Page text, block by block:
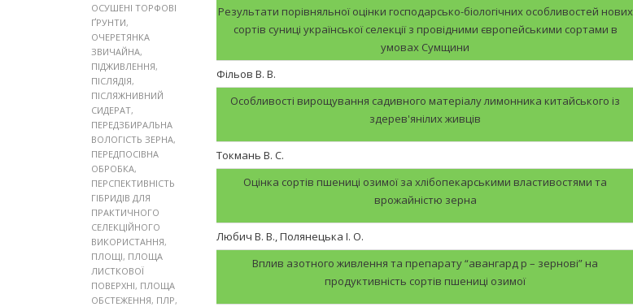
ОСУШЕНІ ТОРФОВІ
ҐРУНТИ,
ОЧЕРЕТЯНКА
ЗВИЧАЙНА,
ПІДЖИВЛЕННЯ,
ПІСЛЯДІЯ,
ПІСЛЯЖНИВНИЙ
СИДЕРАТ,
ПЕРЕДЗБИРАЛЬНА
ВОЛОГІСТЬ ЗЕРНА,
ПЕРЕДПОСІВНА
ОБРОБКА,
ПЕРСПЕКТИВНІСТЬ
ГІБРИДІВ ДЛЯ
ПРАКТИЧНОГО
СЕЛЕКЦІЙНОГО
ВИКОРИСТАННЯ,
ПЛОЩІ, ПЛОЩА
ЛИСТКОВОЇ
ПОВЕРХНІ, ПЛОЩА
ОБСТЕЖЕННЯ, ПЛР,
Результати порівняльної оцінки господарсько-біологічних особливостей нових
сортів суниці української селекції з провідними європейськими сортами в
умовах Сумщини
Фільов В. В.
Особливості вирощування садивного матеріалу лимонника китайського із
здерев'янілих живців
Токмань В. С.
Оцінка сортів пшениці озимої за хлібопекарськими властивостями та
врожайністю зерна
Любич В. В., Полянецька І. О.
Вплив азотного живлення та препарату “авангард р – зернові” на
продуктивність сортів пшениці озимої